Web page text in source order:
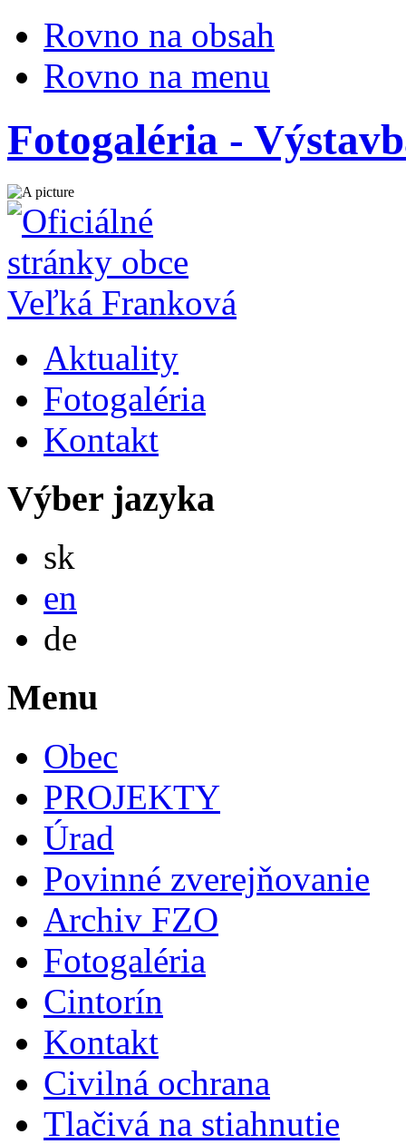
Rovno na obsah
Rovno na menu
Fotogaléria -
Aktuality
Fotogaléria
Kontakt
Výber jazyka
sk
en
de
Menu
Obec
PROJEKTY
Úrad
Povinné zverejňovanie
Archiv FZO
Fotogaléria
Cintorín
Kontakt
Civilná ochrana
Tlačivá na stiahnutie